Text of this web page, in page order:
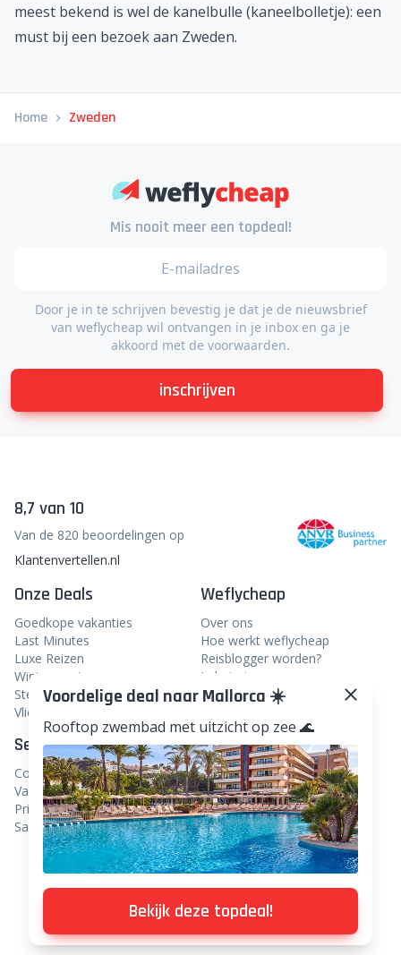
meest bekend is wel de kanelbulle (kaneelbolletje): een
must bij een bezoek aan Zweden.
Home Zweden
Mis nooit meer een topdeal!
Door je in te schrijven bevestig je dat je de nieuwsbrief
van weflycheap wil ontvangen in je inbox en ga je
akkoord met de voorwaarden.
inschrijven
8,7 van 10
Van de 820 beoordelingen op
Klantenvertellen.nl
Onze Deals
Goedkope vakanties
Last Minutes
Luxe Reizen
Wintersport
Stedentrips
Vliegtickets
Weflycheap
Over ons
Hoe werkt weflycheap
Reisblogger worden?
In het nieuws
Veelgestelde vragen
Service
Contact
Vacatures
Privacy
Samenwerken
Volg ons
Facebook
Instagram
Linkedin
TikTok
Pinterest
WhatsApp
Voordelige deal naar Mallorca ☀️
Rooftop zwembad met uitzicht op zee 🌊
Bekijk deze topdeal!